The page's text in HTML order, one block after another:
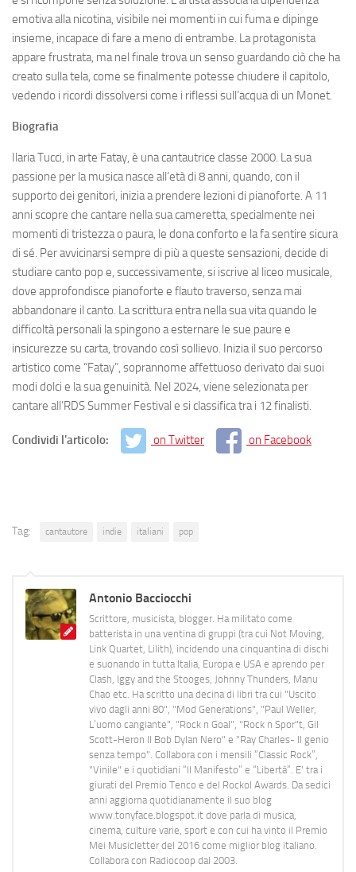
emotiva alla nicotina, visibile nei momenti in cui fuma e dipinge
insieme, incapace di fare a meno di entrambe. La protagonista
appare frustrata, ma nel finale trova un senso guardando ciò che ha
creato sulla tela, come se finalmente potesse chiudere il capitolo,
vedendo i ricordi dissolversi come i riflessi sull’acqua di un Monet.
Biografia
Ilaria Tucci, in arte Fatay, è una cantautrice classe 2000. La sua
passione per la musica nasce all’età di 8 anni, quando, con il
supporto dei genitori, inizia a prendere lezioni di pianoforte. A 11
anni scopre che cantare nella sua cameretta, specialmente nei
momenti di tristezza o paura, le dona conforto e la fa sentire sicura
di sé. Per avvicinarsi sempre di più a queste sensazioni, decide di
studiare canto pop e, successivamente, si iscrive al liceo musicale,
dove approfondisce pianoforte e flauto traverso, senza mai
abbandonare il canto. La scrittura entra nella sua vita quando le
difficoltà personali la spingono a esternare le sue paure e
insicurezze su carta, trovando così sollievo. Inizia il suo percorso
artistico come “Fatay”, soprannome affettuoso derivato dai suoi
modi dolci e la sua genuinità. Nel 2024, viene selezionata per
cantare all’RDS Summer Festival e si classifica tra i 12 finalisti.
Condividi l'articolo: on Twitter on Facebook
Tag: cantautore indie italiani pop
Antonio Bacciocchi
Scrittore, musicista, blogger. Ha militato come
batterista in una ventina di gruppi (tra cui Not Moving,
Link Quartet, Lilith), incidendo una cinquantina di dischi
e suonando in tutta Italia, Europa e USA e aprendo per
Clash, Iggy and the Stooges, Johnny Thunders, Manu
Chao etc. Ha scritto una decina di libri tra cui "Uscito
vivo dagli anni 80", "Mod Generations", "Paul Weller,
L’uomo cangiante", "Rock n Goal", "Rock n Spor"t, Gil
Scott-Heron Il Bob Dylan Nero" e "Ray Charles- Il genio
senza tempo". Collabora con i mensili “Classic Rock”,
"Vinile" e i quotidiani “Il Manifesto” e “Libertà”. E' tra i
giurati del Premio Tenco e del Rockol Awards. Da sedici
anni aggiorna quotidianamente il suo blog
www.tonyface.blogspot.it dove parla di musica,
cinema, culture varie, sport e con cui ha vinto il Premio
Mei Musicletter del 2016 come miglior blog italiano.
Collabora con Radiocoop dal 2003.